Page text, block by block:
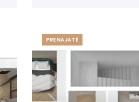
PRENAJATÉ